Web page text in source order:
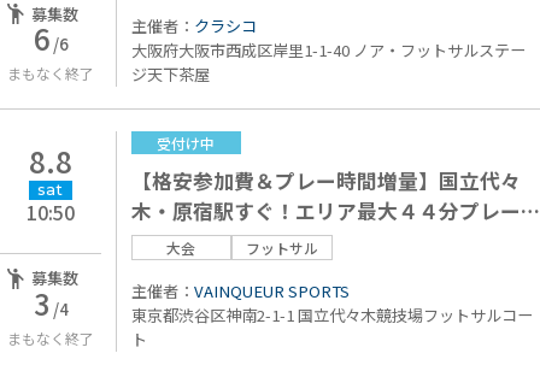
募集数
6 /6
まもなく終了
主催者： クラシコ
大阪府大阪市西成区岸里1-1-40 ノア・フットサルステー
ジ天下茶屋
8.8
sat
10:50
募集数
3 /4
まもなく終了
受付け中
【格安参加費＆プレー時間増量】国立代々
木・原宿駅すぐ！エリア最大４４分プレー
保証！ウルトラビギナー
大会 フットサル
主催者： VAINQUEUR SPORTS
東京都渋谷区神南2-1-1 国立代々木競技場フットサルコー
ト